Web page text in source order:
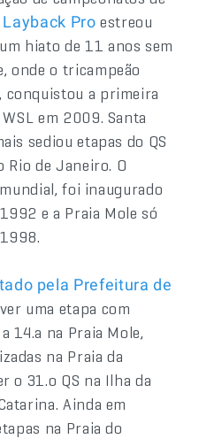
Layback Pro estreou
hiato de 11 anos sem
onde o tricampeão
, conquistou a primeira
em 2009. Santa
sediou etapas do QS
de Janeiro. O
foi inaugurado
e a Praia Mole só
pela Prefeitura de
uma etapa com
14.a na Praia Mole,
na Praia da
o 31.o QS na Ilha da
Ainda em
na Praia do